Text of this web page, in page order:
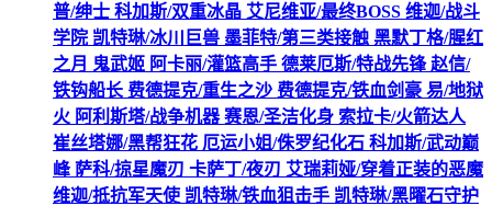
普/绅士 科加斯/双重冰晶 艾尼维亚/最终BOSS 维迦/战斗
学院 凯特琳/冰川巨兽 墨菲特/第三类接触 黑默丁格/腥红
之月 鬼武姬 阿卡丽/灌篮高手 德莱厄斯/特战先锋 赵信/
铁钩船长 费德提克/重生之沙 费德提克/铁血剑豪 易/地狱
火 阿利斯塔/战争机器 赛恩/圣洁化身 索拉卡/火箭达人
崔丝塔娜/黑帮狂花 厄运小姐/侏罗纪化石 科加斯/武动巅
峰 萨科/掠星魔刃 卡萨丁/夜刃 艾瑞莉娅/穿着正装的恶魔
维迦/抵抗军天使 凯特琳/铁血狙击手 凯特琳/黑曜石守护